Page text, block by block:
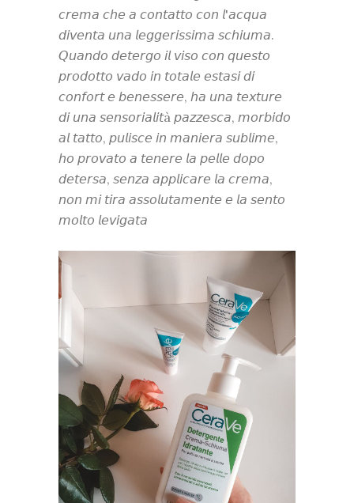
𝘤𝘳𝘦𝘮𝘢 𝘤𝘩𝘦 𝘢 𝘤𝘰𝘯𝘵𝘢𝘵𝘵𝘰 𝘤𝘰𝘯 𝘭'𝘢𝘤𝘲𝘶𝘢
𝘥𝘪𝘷𝘦𝘯𝘵𝘢 𝘶𝘯𝘢 𝘭𝘦𝘨𝘨𝘦𝘳𝘪𝘴𝘴𝘪𝘮𝘢 𝘴𝘤𝘩𝘪𝘶𝘮𝘢.
𝘘𝘶𝘢𝘯𝘥𝘰 𝘥𝘦𝘵𝘦𝘳𝘨𝘰 𝘪𝘭 𝘷𝘪𝘴𝘰 𝘤𝘰𝘯 𝘲𝘶𝘦𝘴𝘵𝘰
𝘱𝘳𝘰𝘥𝘰𝘵𝘵𝘰 𝘷𝘢𝘥𝘰 𝘪𝘯 𝘵𝘰𝘵𝘢𝘭𝘦 𝘦𝘴𝘵𝘢𝘴𝘪 𝘥𝘪
𝘤𝘰𝘯𝘧𝘰𝘳𝘵 𝘦 𝘣𝘦𝘯𝘦𝘴𝘴𝘦𝘳𝘦, 𝘩𝘢 𝘶𝘯𝘢 𝘵𝘦𝘹𝘵𝘶𝘳𝘦
𝘥𝘪 𝘶𝘯𝘢 𝘴𝘦𝘯𝘴𝘰𝘳𝘪𝘢𝘭𝘪𝘵à 𝘱𝘢𝘻𝘻𝘦𝘴𝘤𝘢, 𝘮𝘰𝘳𝘣𝘪𝘥𝘰
𝘢𝘭 𝘵𝘢𝘵𝘵𝘰, 𝘱𝘶𝘭𝘪𝘴𝘤𝘦 𝘪𝘯 𝘮𝘢𝘯𝘪𝘦𝘳𝘢 𝘴𝘶𝘣𝘭𝘪𝘮𝘦,
𝘩𝘰 𝘱𝘳𝘰𝘷𝘢𝘵𝘰 𝘢 𝘵𝘦𝘯𝘦𝘳𝘦 𝘭𝘢 𝘱𝘦𝘭𝘭𝘦 𝘥𝘰𝘱𝘰
𝘥𝘦𝘵𝘦𝘳𝘴𝘢, 𝘴𝘦𝘯𝘻𝘢 𝘢𝘱𝘱𝘭𝘪𝘤𝘢𝘳𝘦 𝘭𝘢 𝘤𝘳𝘦𝘮𝘢,
𝘯𝘰𝘯 𝘮𝘪 𝘵𝘪𝘳𝘢 𝘢𝘴𝘴𝘰𝘭𝘶𝘵𝘢𝘮𝘦𝘯𝘵𝘦 𝘦 𝘭𝘢 𝘴𝘦𝘯𝘵𝘰
𝘮𝘰𝘭𝘵𝘰 𝘭𝘦𝘷𝘪𝘨𝘢𝘵𝘢